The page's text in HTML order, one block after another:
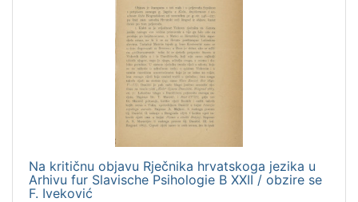
Na kritičnu objavu Rječnika hrvatskoga jezika u
Arhivu fur Slavische Psihologie B XXII / obzire se
F. Iveković